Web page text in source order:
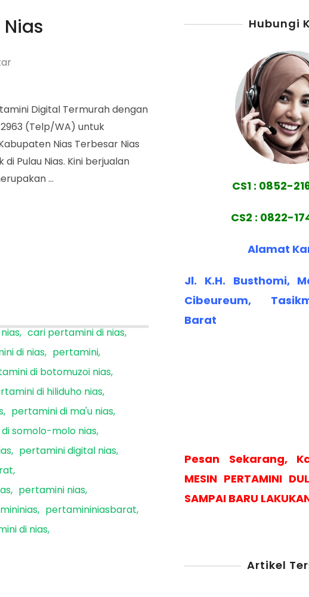
pada
Kabupaten
Nias
Digital Termurah dengan
(Telp/WA) untuk
Nias Terbesar Nias
Pulau Nias. Kini berjualan
…
cari pertamini di nias
di nias
pertamini
di botomuzoi nias
di hiliduho nias
pertamini di ma'u nias
somolo-molo nias
pertamini digital nias
pertamini nias
pertamininiasbarat
di nias
Hubungi
CS1 : 0852-
CS2 : 0822-
Alamat
Jl. K.H. Busthomi,
Cibeureum,
Barat
Pesan Sekarang,
MESIN PERTAMINI
SAMPAI BARU
Artikel